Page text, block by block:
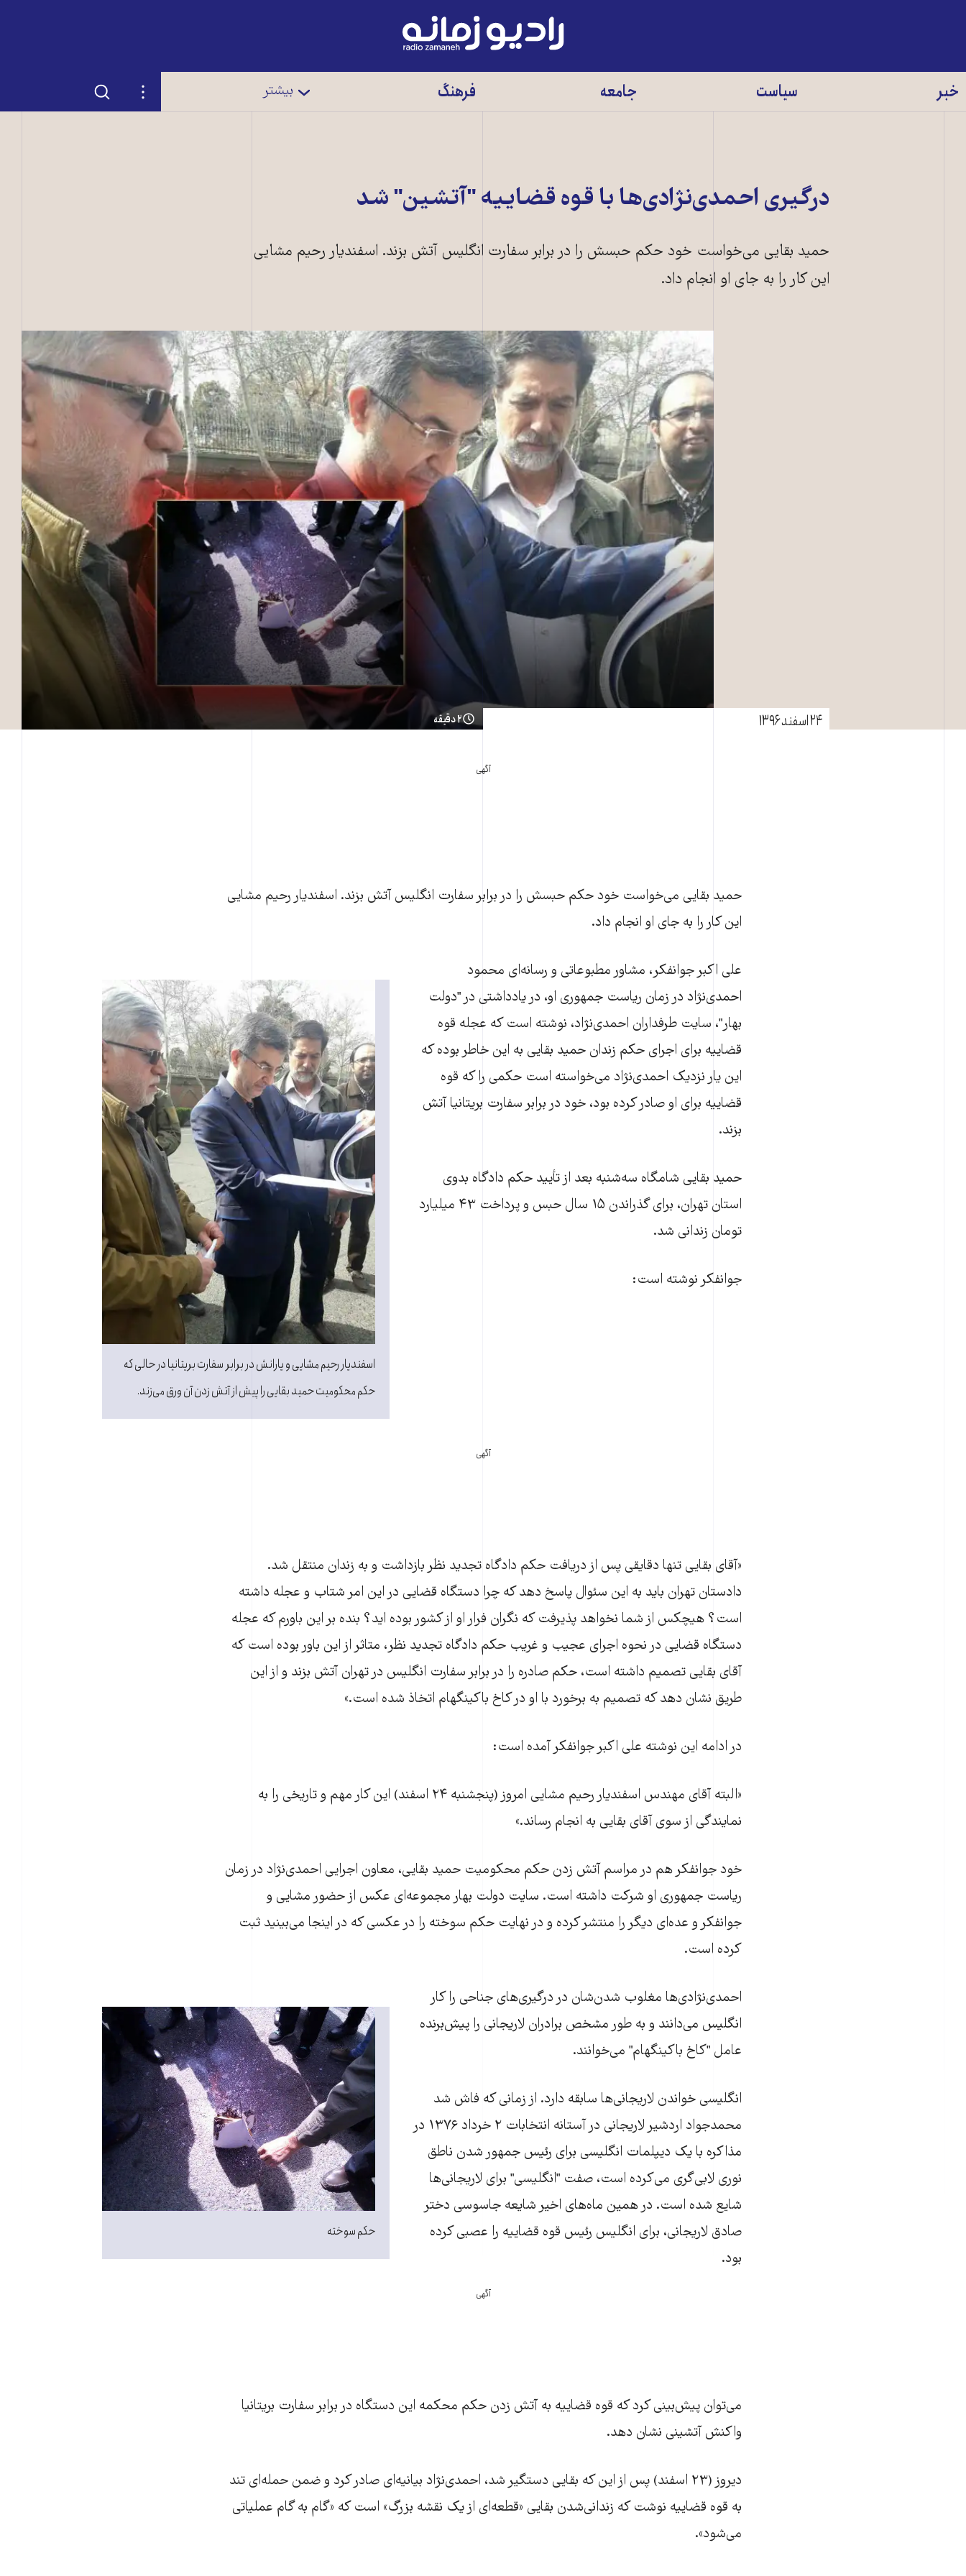
رادیو
زمانه
خبر سیاست جامعه فرهنگ بیشتر تنظیمات جستجو
درگیری احمدی‌نژادی‌ها با قوه قضاییه "آتشین" شد
حمید بقایی می‌خواست خود حکم حبسش را در برابر سفارت انگلیس آتش بزند. اسفندیار رحیم مشایی
این کار را به جای او انجام داد.
۲۴ اسفند ۱۳۹۶ ۲ دقیقه
آگهی
حمید بقایی می‌خواست خود حکم حبسش را در برابر سفارت انگلیس آتش بزند. اسفندیار رحیم مشایی
این کار را به جای او انجام داد.
اسفندیار رحیم مشایی و یارانش در برابر سفارت بریتانیا در حالی که
حکم محکومیت حمید بقایی را پیش از آتش زدن آن ورق می‌زند.
علی اکبر جوانفکر، مشاور مطبوعاتی و رسانه‌ای محمود
احمدی‌نژاد در زمان ریاست جمهوری او، در یادداشتی در "دولت
بهار"، سایت طرفداران احمدی‌نژاد، نوشته است که عجله قوه
قضاییه برای اجرای حکم زندان حمید بقایی به این خاطر بوده که
این یار نزدیک احمدی‌نژاد می‌خواسته است حکمی را که قوه
قضاییه برای او صادر کرده بود، خود در برابر سفارت بریتانیا آتش
بزند.
حمید بقایی شامگاه سه‌شنبه بعد از تأیید حکم دادگاه بدوی
استان تهران، برای گذراندن ۱۵ سال حبس و پرداخت ۴۳ میلیارد
تومان زندانی شد.
جوانفکر نوشته است:
آگهی
«آقای بقایی تنها دقایقی پس از دریافت حکم دادگاه تجدید نظر بازداشت و به زندان منتقل شد.
دادستان تهران باید به این سئوال پاسخ دهد که چرا دستگاه قضایی در این امر شتاب و عجله داشته
است؟ هیچکس از شما نخواهد پذیرفت که نگران فرار او از کشور بوده اید؟ بنده بر این باورم که عجله
دستگاه قضایی در نحوه اجرای عجیب و غریب حکم دادگاه تجدید نظر، متاثر از این باور بوده است که
آقای بقایی تصمیم داشته است، حکم صادره را در برابر سفارت انگلیس در تهران آتش بزند و از این
طریق نشان دهد که تصمیم به برخورد با او در کاخ باکینگهام اتخاذ شده است.»
در ادامه این نوشته علی اکبر جوانفکر آمده است:
«البته آقای مهندس اسفندیار رحیم مشایی امروز (پنجشنبه ۲۴ اسفند) این کار مهم و تاریخی را به
نمایندگی از سوی آقای بقایی به انجام رساند.»
خود جوانفکر هم در مراسم آتش زدن حکم محکومیت حمید بقایی، معاون اجرایی احمدی‌نژاد در زمان
ریاست جمهوری او شرکت داشته است. سایت دولت بهار مجموعه‌ای عکس از حضور مشایی و
جوانفکر و عده‌ای دیگر را منتشر کرده و در نهایت حکم سوخته را در عکسی که در اینجا می‌بینید ثبت
کرده است.
حکم سوخته
احمدی‌نژادی‌ها مغلوب شدن‌شان در درگیری‌های جناحی را کار
انگلیس می‌دانند و به طور مشخص برادران لاریجانی را پیش‌برنده
عامل "کاخ باکینگهام" می‌خوانند.
انگلیسی خواندن لاریجانی‌ها سابقه دارد. از زمانی که فاش شد
محمدجواد اردشیر لاریجانی در آستانه انتخابات ۲ خرداد ۱۳۷۶ در
مذاکره با یک دیپلمات انگلیسی برای رئیس جمهور شدن ناطق
نوری لابی‌گری می‌کرده است، صفت "انگلیسی" برای لاریجانی‌ها
شایع شده است. در همین ماه‌های اخیر شایعه جاسوسی دختر
صادق لاریجانی، برای انگلیس رئیس قوه قضاییه را عصبی کرده
بود.
آگهی
می‌توان پیش‌بینی کرد که قوه قضاییه به آتش زدن حکم محکمه این دستگاه در برابر سفارت بریتانیا
واکنش آتشینی نشان دهد.
دیروز (۲۳ اسفند) پس از این که بقایی دستگیر شد، احمدی‌نژاد بیانیه‌ای صادر کرد و ضمن حمله‌ای تند
به قوه قضاییه نوشت که زندانی‌شدن بقایی «قطعه‌ای از یک نقشه بزرگ» است که «گام به گام عملیاتی
می‌شود».